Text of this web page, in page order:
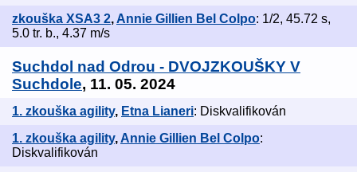
zkouška XSA3 2, Annie Gillien Bel Colpo: 1/2, 45.72 s,
5.0 tr. b., 4.37 m/s
Suchdol nad Odrou - DVOJZKOUŠKY V
Suchdole, 11. 05. 2024
1. zkouška agility, Etna Lianeri: Diskvalifikován
1. zkouška agility, Annie Gillien Bel Colpo:
Diskvalifikován